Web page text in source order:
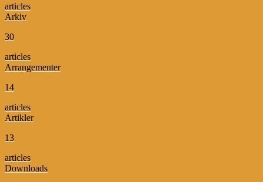
articles
Arkiv
30
articles
Arrangementer
14
articles
Artikler
13
articles
Downloads